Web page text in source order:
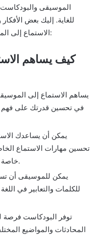
الموسيقى والبودكاست
للغاية. إليك بعض
الاستماع إلى الموسيقى والبودكاست باللغة المستهدفة:
كيف يساهم
يساهم الاستماع إلى
في تحسين قدرتك على فهم
يمكن أن يساعدك
تحسين مهارات الاستماع
خاصة عند التعرض للمحادثات الحقيقية.
يمكن للموسيقى أن
للكلمات والتعابير في
توفر البودكاست فرصة
المحادثات والمواضيع